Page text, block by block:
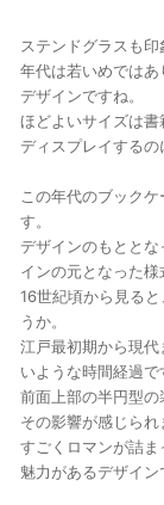
ステンドグラスも印
年代は若いめでは
デザインですね。
ほどよいサイズは
ディスプレイするの
この年代のブック
す。
デザインのもとと
インの元となった様
16世紀頃から見る
うか。
江戸最初期から現
いような時間経過で
前面上部の半円型
その影響が感じられ
すごくロマンが詰
魅力があるデザイン